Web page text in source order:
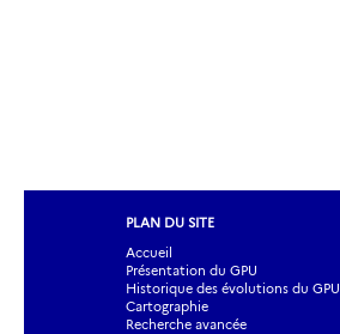
PLAN DU SITE
Accueil
Présentation du GPU
Historique des évolutions du GPU
Cartographie
Recherche avancée